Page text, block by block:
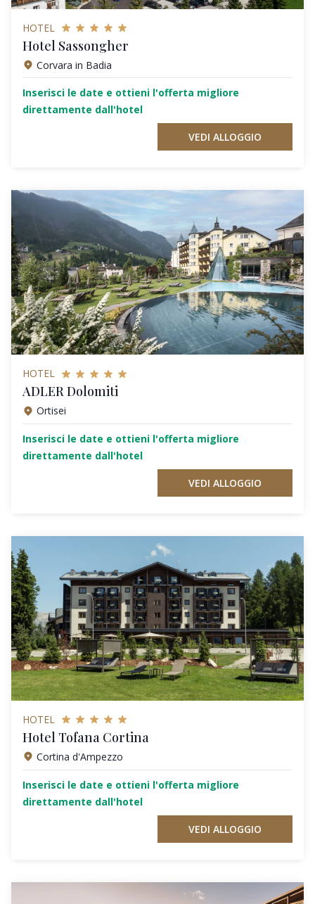
HOTEL
Hotel Sassongher
Corvara in Badia
Inserisci le date e ottieni l'offerta migliore
direttamente dall'hotel
VEDI ALLOGGIO
HOTEL
ADLER Dolomiti
Ortisei
Inserisci le date e ottieni l'offerta migliore
direttamente dall'hotel
VEDI ALLOGGIO
HOTEL
Hotel Tofana Cortina
Cortina d'Ampezzo
Inserisci le date e ottieni l'offerta migliore
direttamente dall'hotel
VEDI ALLOGGIO